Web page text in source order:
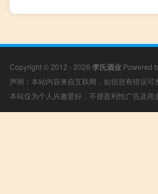
Copyright © 2012 - 2026 李氏酒业 Powered
声明：本站内容来自互联网，如信息有错误
本站仅为个人兴趣爱好，不接盈利性广告及商